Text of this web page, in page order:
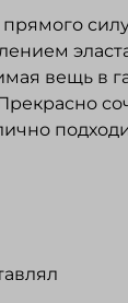
прямого
вещь в